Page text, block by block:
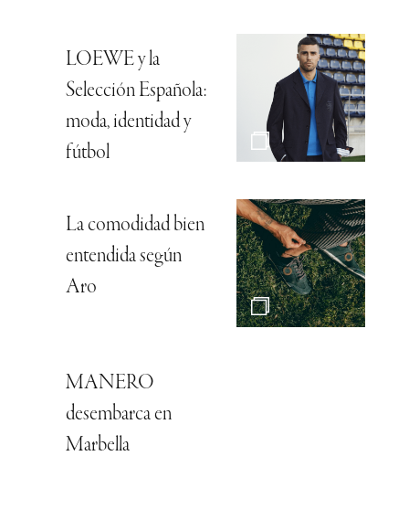
LOEWE y la
Selección Española:
moda, identidad y
fútbol
La comodidad bien
entendida según
Aro
MANERO
desembarca en
Marbella